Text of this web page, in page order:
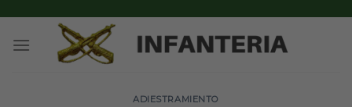
content
ADIESTRAMIENTO